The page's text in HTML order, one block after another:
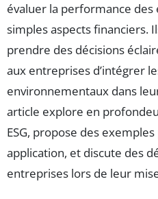
évaluer la performance
simples aspects financiers.
prendre des décisions
aux entreprises d’intégrer
environnementaux dans
article explore en
ESG, propose des
application, et discute des
entreprises lors de leur